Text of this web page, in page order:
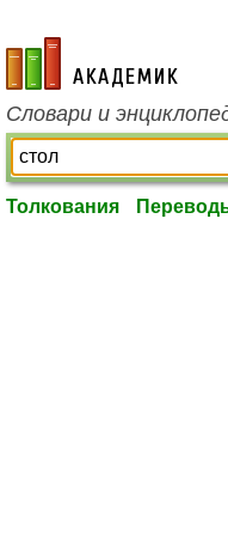
academic.ru
Словари и
Толкования